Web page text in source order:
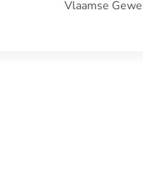
Vlaamse